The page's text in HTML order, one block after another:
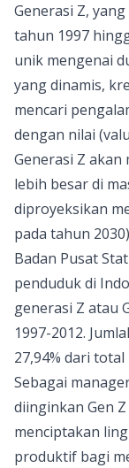
Generasi Z,
tahun 1997
unik mengenai
yang dinamis,
mencari
dengan nilai
Generasi Z
lebih besar di
diproyeksikan
pada tahun
Badan Pusat
penduduk di
generasi Z atau
1997-2012.
27,94% dari
Sebagai
diinginkan Gen
menciptakan
produktif bagi